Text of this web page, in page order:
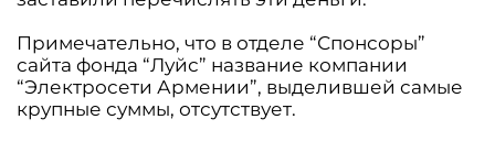
Примечательно, что в отделе “Спонсоры”
сайта фонда “Луйс” название компании
“Электросети Армении”, выделившей самые
крупные суммы, отсутствует.